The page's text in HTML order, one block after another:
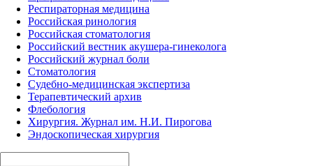
Респираторная медицина
Российская ринология
Российская стоматология
Российский вестник акушера-гинеколога
Российский журнал боли
Стоматология
Судебно-медицинская экспертиза
Терапевтический архив
Флебология
Хирургия. Журнал им. Н.И. Пирогова
Эндоскопическая хирургия